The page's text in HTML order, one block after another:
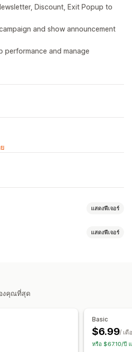
Discount, Exit Popup to
and show announcement
performance and manage
แสดงฟีเจอร์
แสดงฟีเจอร์
การซื้อล่าสุด
งคุณที่สุด
Basic
$6.99/ เดื
หรือ $67.10/ปี